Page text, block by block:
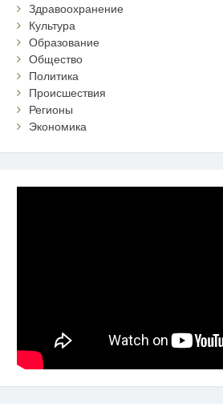
Здравоохранение
Культура
Образование
Общество
Политика
Происшествия
Регионы
Экономика